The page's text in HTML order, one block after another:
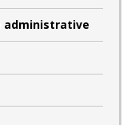
administrative